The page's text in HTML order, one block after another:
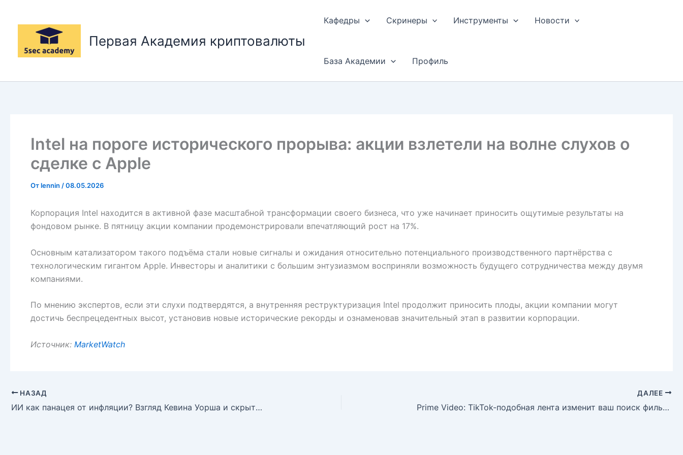
содержимому
Первая Академия криптовалюты
Кафедры Скринеры Инструменты Новости
База Академии Профиль
Intel на пороге исторического прорыва: акции взлетели на волне слухов о
сделке с Apple
Отlennin /08.05.2026
Корпорация Intel находится в активной фазе масштабной трансформации своего бизнеса, что уже начинает приносить ощутимые результаты на
фондовом рынке. В пятницу акции компании продемонстрировали впечатляющий рост на 17%.
Основным катализатором такого подъёма стали новые сигналы и ожидания относительно потенциального производственного партнёрства с
технологическим гигантом Apple. Инвесторы и аналитики с большим энтузиазмом восприняли возможность будущего сотрудничества между двумя
компаниями.
По мнению экспертов, если эти слухи подтвердятся, а внутренняя реструктуризация Intel продолжит приносить плоды, акции компании могут
достичь беспрецедентных высот, установив новые исторические рекорды и ознаменовав значительный этап в развитии корпорации.
Источник: MarketWatch
НАЗАД
ИИ как панацея от инфляции? Взгляд Кевина Уорша и скрытые риски для ФРС
ДАЛЕЕ
Prime Video: TikTok-подобная лента изменит ваш поиск фильмов и сериалов